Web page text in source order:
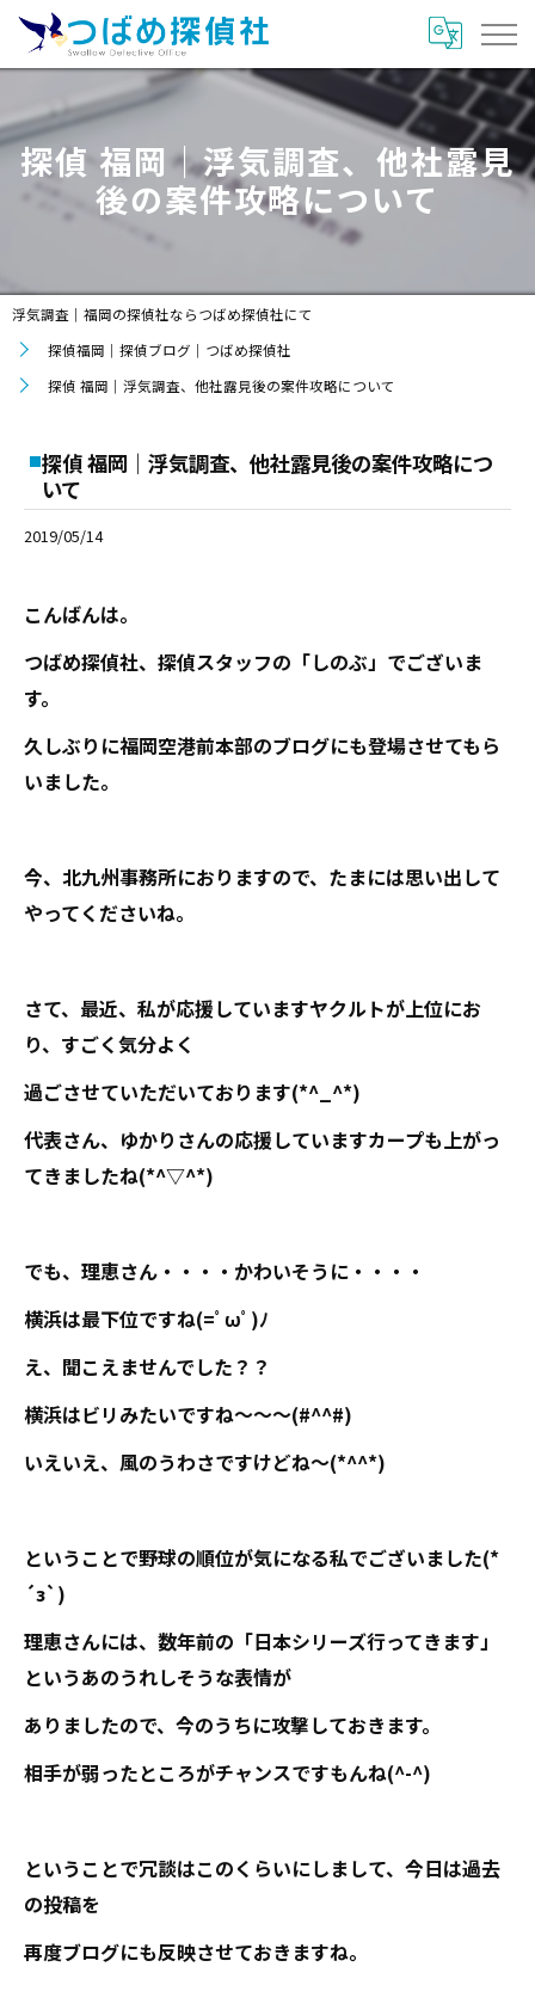
探偵 福岡｜浮気調査、他社露見
後の案件攻略について
浮気調査｜福岡の探偵社ならつばめ探偵社にて
探偵福岡｜探偵ブログ｜つばめ探偵社
探偵 福岡｜浮気調査、他社露見後の案件攻略について
探偵 福岡｜浮気調査、他社露見後の案件攻略につ
いて
2019/05/14
こんばんは。
つばめ探偵社、探偵スタッフの「しのぶ」でございま
す。
久しぶりに福岡空港前本部のブログにも登場させてもら
いました。
今、北九州事務所におりますので、たまには思い出して
やってくださいね。
さて、最近、私が応援していますヤクルトが上位にお
り、すごく気分よく
過ごさせていただいております(*^_^*)
代表さん、ゆかりさんの応援していますカープも上がっ
てきましたね(*^▽^*)
でも、理恵さん・・・・かわいそうに・・・・
横浜は最下位ですね(=ﾟωﾟ)ﾉ
え、聞こえませんでした？？
横浜はビリみたいですね～～～(#^^#)
いえいえ、風のうわさですけどね～(*^^*)
ということで野球の順位が気になる私でございました(*
´з`)
理恵さんには、数年前の「日本シリーズ行ってきます」
というあのうれしそうな表情が
ありましたので、今のうちに攻撃しておきます。
相手が弱ったところがチャンスですもんね(^-^)
ということで冗談はこのくらいにしまして、今日は過去
の投稿を
再度ブログにも反映させておきますね。